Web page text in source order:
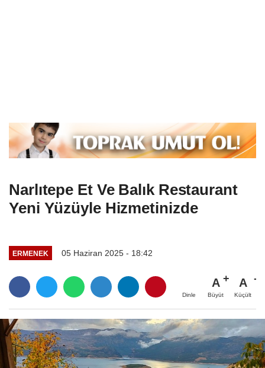
Narlıtepe Et Ve Balık Restaurant
Yeni Yüzüyle Hizmetinizde
ERMENEK 05 Haziran 2025 - 18:42
Dinle
A
Büyüt
A
Küçült